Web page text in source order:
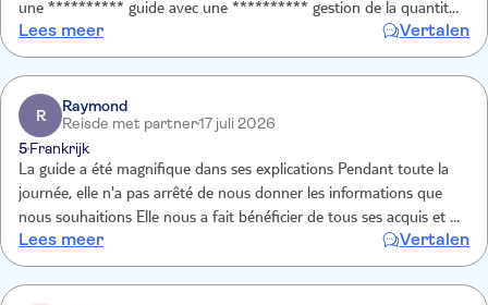
une ********** guide avec une ********** gestion de la quantité
d'informations optimale. La vallée des papillons était fantastique,
pour les amoureux de la nature, un must. En revanche, la partie
producteurs miel / olives etc n'est pas nécessaire et ressemble à
tout ce que l'on voit en méditérrannée
Lees meer Vertalen
R
Raymond
Reisde met partner17 juli 2026
5Frankrijk
La guide a été magnifique dans ses explications Pendant toute la
journée, elle n'a pas arrêté de nous donner les informations que
nous souhaitions Elle nous a fait bénéficier de tous ses acquis et de
son expérience. Franchement une super journée
Lees meer Vertalen